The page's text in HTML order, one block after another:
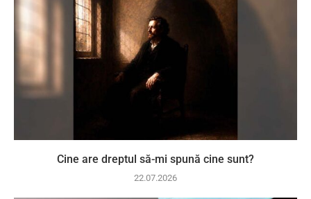
Cine are dreptul să-mi spună cine sunt?
22.07.2026